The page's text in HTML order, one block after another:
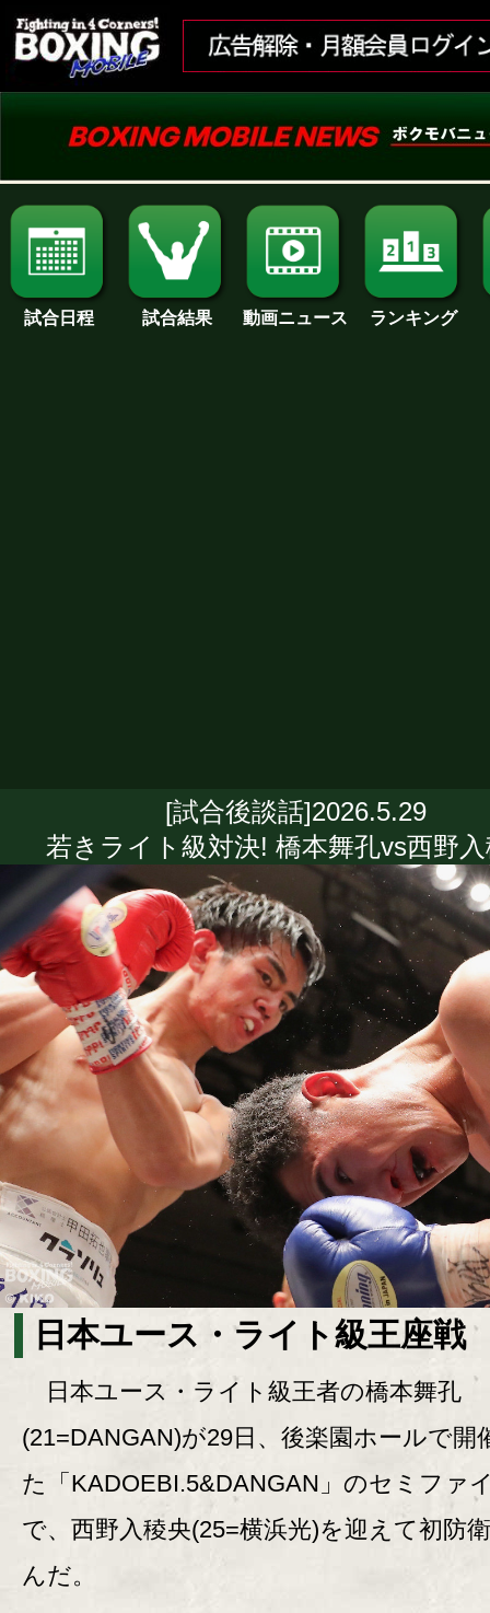
試合日程 試合結果 動画ニュース ランキング
[試合後談話]2026.5.29
若きライト級対決! 橋本舞孔vs西野
日本ユース・ライト級王座戦
日本ユース・ライト級王者の橋本舞孔
(21=DANGAN)が29日、後楽園ホールで開
た「KADOEBI.5&DANGAN」のセミファ
で、西野入稜央(25=横浜光)を迎えて初防
んだ。